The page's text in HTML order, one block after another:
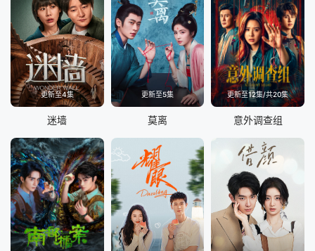
更新至4集
迷墙
更新至5集
莫离
更新至12集/共20集
意外调查组